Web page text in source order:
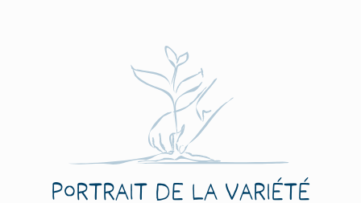
Portrait de la variété